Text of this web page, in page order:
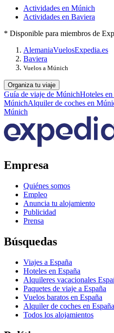
Actividades en Múnich
Actividades en Baviera
* Disponible para miembros de
AlemaniaVuelosExpedia.es
Baviera
Vuelos a Múnich
Organiza tu viaje
Guía de viaje de MúnichHoteles
MúnichAlquiler de coches en
Múnich
Empresa
Quiénes somos
Empleo
Anuncia tu alojamiento
Publicidad
Prensa
Búsquedas
Viajes a España
Hoteles en España
Alquileres vacacionales
Paquetes de viaje a España
Vuelos baratos en España
Alquiler de coches en España
Todos los alojamientos